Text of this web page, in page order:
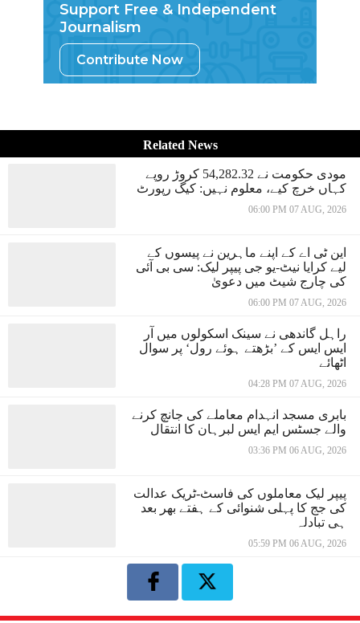
Support Free & Independent
Journalism
Contribute Now
Related News
مودی حکومت نے 54,282.32 کروڑ روپے
کہاں خرچ کیے، معلوم نہیں: کیگ رپورٹ
06:00 PM 07 AUG, 2026
این ٹی اے کے اپنے ماہرین نے پیسوں کے
لیے کرایا نیٹ-یو جی پیپر لیک: سی بی آئی
کی چارج شیٹ میں دعویٰ
06:00 PM 07 AUG, 2026
راہل گاندھی نے سینک اسکولوں میں آر
ایس ایس کے ’بڑھتے ہوئے رول‘ پر سوال
اٹھائے
04:28 PM 07 AUG, 2026
بابری مسجد انہدام معاملے کی جانچ کرنے
والے جسٹس ایم ایس لبرہان کا انتقال
03:36 PM 06 AUG, 2026
پیپر لیک معاملوں کی فاسٹ-ٹریک عدالت
کی جج کا پہلی شنوائی کے ہفتے بھر بعد
ہی تبادلہ
05:59 PM 06 AUG, 2026